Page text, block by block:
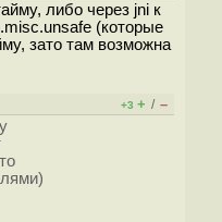
либо через jni к
(которые
зато там возможна
+3 + / –